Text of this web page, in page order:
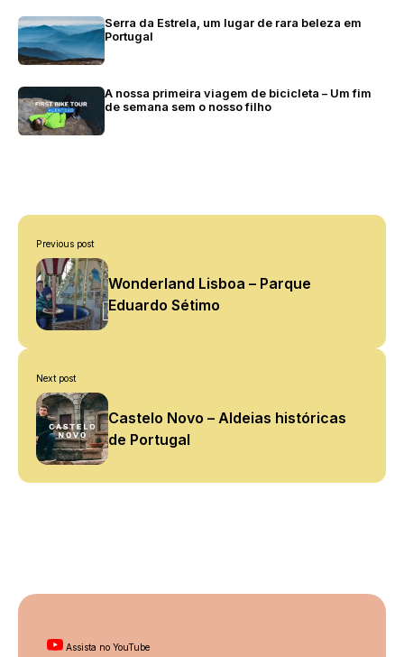
Serra da Estrela, um lugar de rara beleza em
Portugal
A nossa primeira viagem de bicicleta – Um fim
de semana sem o nosso filho
navigation
Previous post
Wonderland Lisboa – Parque
Eduardo Sétimo
Next post
Castelo Novo – Aldeias históricas
de Portugal
Assista no YouTube